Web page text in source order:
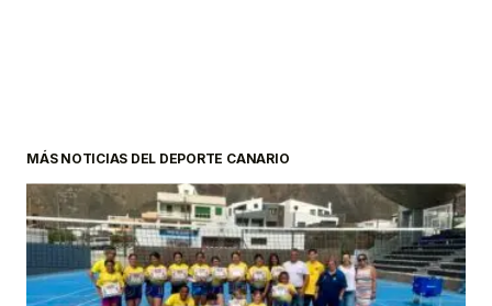
MÁS NOTICIAS DEL DEPORTE CANARIO